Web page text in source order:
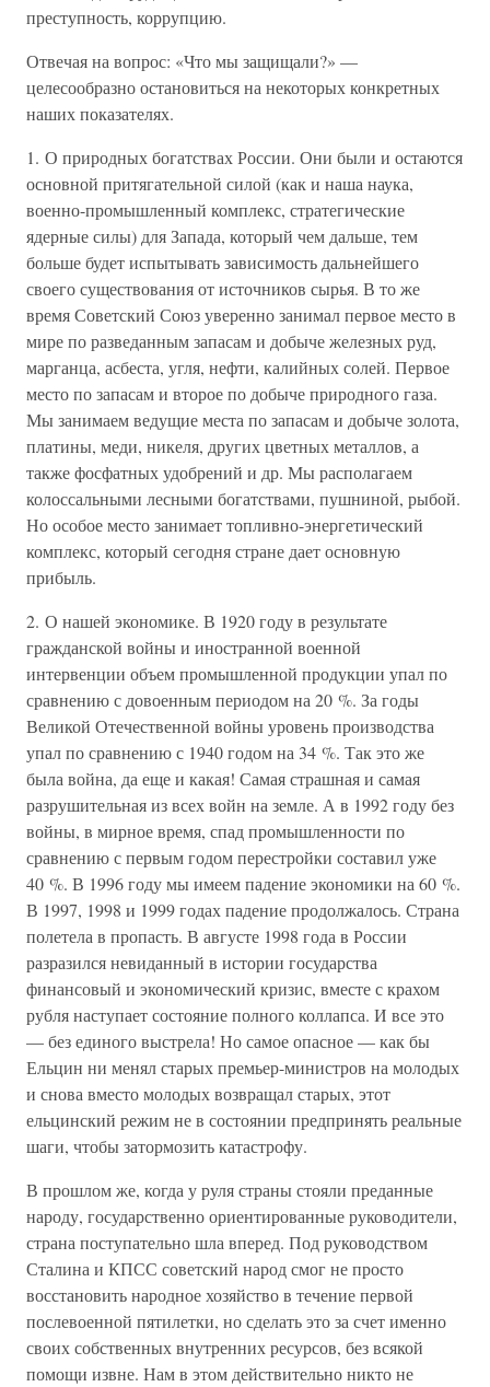
преступность, коррупцию.
Отвечая на вопрос: «Что мы защищали?» —
целесообразно остановиться на некоторых конкретных
наших показателях.
1. О природных богатствах России. Они были и остаются
основной притягательной силой (как и наша наука,
военно-промышленный комплекс, стратегические
ядерные силы) для Запада, который чем дальше, тем
больше будет испытывать зависимость дальнейшего
своего существования от источников сырья. В то же
время Советский Союз уверенно занимал первое место в
мире по разведанным запасам и добыче железных руд,
марганца, асбеста, угля, нефти, калийных солей. Первое
место по запасам и второе по добыче природного газа.
Мы занимаем ведущие места по запасам и добыче золота,
платины, меди, никеля, других цветных металлов, а
также фосфатных удобрений и др. Мы располагаем
колоссальными лесными богатствами, пушниной, рыбой.
Но особое место занимает топливно-энергетический
комплекс, который сегодня стране дает основную
прибыль.
2. О нашей экономике. В 1920 году в результате
гражданской войны и иностранной военной
интервенции объем промышленной продукции упал по
сравнению с довоенным периодом на 20 %. За годы
Великой Отечественной войны уровень производства
упал по сравнению с 1940 годом на 34 %. Так это же
была война, да еще и какая! Самая страшная и самая
разрушительная из всех войн на земле. А в 1992 году без
войны, в мирное время, спад промышленности по
сравнению с первым годом перестройки составил уже
40 %. В 1996 году мы имеем падение экономики на 60 %.
В 1997, 1998 и 1999 годах падение продолжалось. Страна
полетела в пропасть. В августе 1998 года в России
разразился невиданный в истории государства
финансовый и экономический кризис, вместе с крахом
рубля наступает состояние полного коллапса. И все это
— без единого выстрела! Но самое опасное — как бы
Ельцин ни менял старых премьер-министров на молодых
и снова вместо молодых возвращал старых, этот
ельцинский режим не в состоянии предпринять реальные
шаги, чтобы затормозить катастрофу.
В прошлом же, когда у руля страны стояли преданные
народу, государственно ориентированные руководители,
страна поступательно шла вперед. Под руководством
Сталина и КПСС советский народ смог не просто
восстановить народное хозяйство в течение первой
послевоенной пятилетки, но сделать это за счет именно
своих собственных внутренних ресурсов, без всякой
помощи извне. Нам в этом действительно никто не